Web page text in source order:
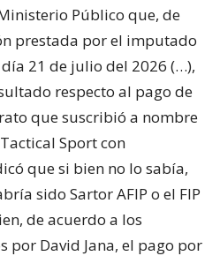
Público que, de
prestada por el imputado
21 de julio del 2026 (…),
respecto al pago de
que suscribió a nombre
Sport con
que si bien no lo sabía,
sido Sartor AFIP o el FIP
de acuerdo a los
por David Jana, el pago por